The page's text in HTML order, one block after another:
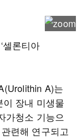
셀론티아
A)는
장내 미생물
가청소 기능으
련해 연구되고